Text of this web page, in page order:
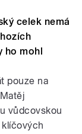
celek nemá
ho mohl
pouze na
vůdcovskou